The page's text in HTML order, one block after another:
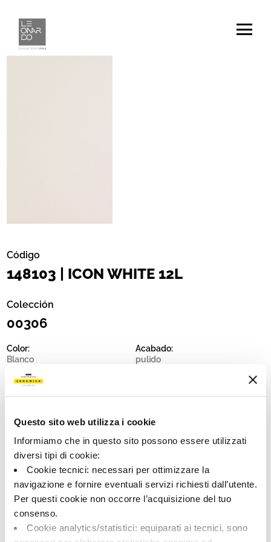
Questo sito web utilizza i cookie
Informiamo che in questo sito possono essere utilizzati
diversi tipi di cookie:
Cookie tecnici: necessari per ottimizzare la
navigazione e fornire eventuali servizi richiesti dall’utente.
Per questi cookie non occorre l’acquisizione del tuo
consenso.
Cookie analytics/statistici: equiparati ai tecnici, sono
Código
148103 | ICON WHITE 12L
Colección
00306
Color:
Blanco
Tipo:
60.0x120.0
Acabado:
pulido
MQ
Share: